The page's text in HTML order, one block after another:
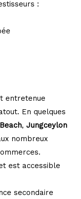
:
entretenue
En quelques
, Jungceylon
nombreux
est accessible
secondaire